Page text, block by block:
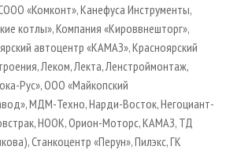
«Комконт», Канефуса Инструменты,
котлы», Компания «Кироввнешторг»,
автоцентр «КАМАЗ», Красноярский
Леком, Лекта, Ленстроймонтаж,
Рус», ООО «Майкопский
МДМ-Техно, Нарди-Восток, Негоциант-
НООК, Орион-Моторс, КАМАЗ, ТД
Станкоцентр «Перун», Пилэкс, ГК